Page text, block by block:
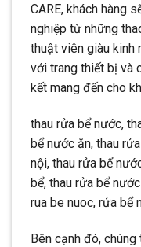
CARE, khách hàng
nghiệp từ những
thuật viên giàu kinh
với trang thiết bị và
kết mang đến cho
thau rửa bể nước,
bể nước ăn, thau
nội, thau rửa bể
bể, thau rửa bể
rua be nuoc, rửa bể
Bên cạnh đó,